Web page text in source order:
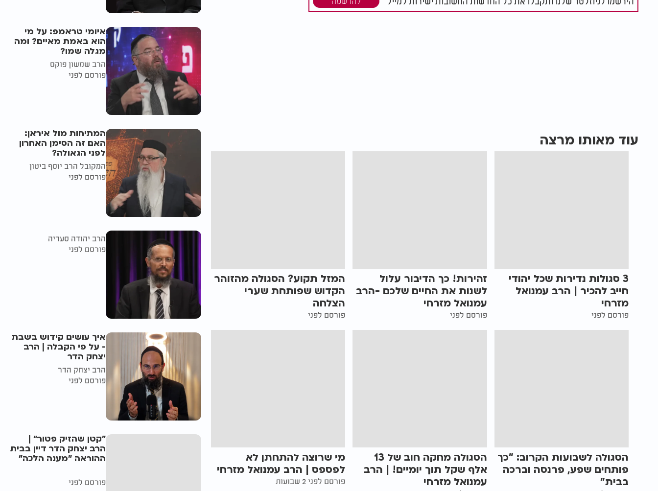
עוד מאותו מרצה
3 סגולות נדירות שכל יהודי
חייב להכיר | הרב עמנואל
מזרחי
פורסם לפני
זהירות! כך הדיבור עלול
לשנות את החיים שלכם -הרב
עמנואל מזרחי
פורסם לפני
המזל תקוע? הסגולה מהזוהר
הקדוש שפותחת שערי
הצלחה
פורסם לפני
הסגולה לשבועות הקרוב: "כך
פותחים שפע, פרנסה וברכה
בבית"
הסגולה מחקה חוב של 13
אלף שקל תוך יומיים! | הרב
עמנואל מזרחי
מי שרוצה להתחתן לא
לפספס | הרב עמנואל מזרחי
פורסם לפני 2 שבועות
איומי טראמפ: על מי
הוא באמת מאיים? ומה
מגלה שמו?
הרב שמשון פוקס
פורסם לפני
המתיחות מול איראן:
האם זה הסימן האחרון
לפני הגאולה?
המקובל הרב יוסף ביטון
פורסם לפני
הרב יהודה סעדיה
פורסם לפני
איך עושים קידוש בשבת
- על פי הקבלה | הרב
יצחק הדר
הרב יצחק הדר
פורסם לפני
"קטן שהזיק פטור" |
הרב יצחק הדר דיין בבית
ההוראה "מענה הלכה"
פורסם לפני